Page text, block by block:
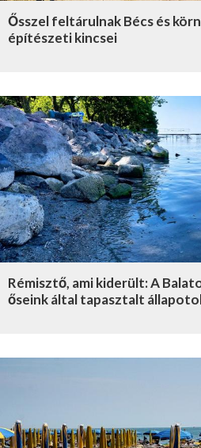
Ősszel feltárulnak Bécs és
építészeti kincsei
Rémisztő, ami kiderült: A
őseink által tapasztalt